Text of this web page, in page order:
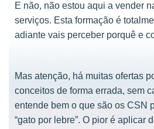
E não, não estou aqui a vender
serviços. Esta formação é
adiante vais perceber porquê e
Mas atenção, há muitas ofertas
conceitos de forma errada, sem
entende bem o que são os CSN
“gato por lebre”. O pior é aplicar